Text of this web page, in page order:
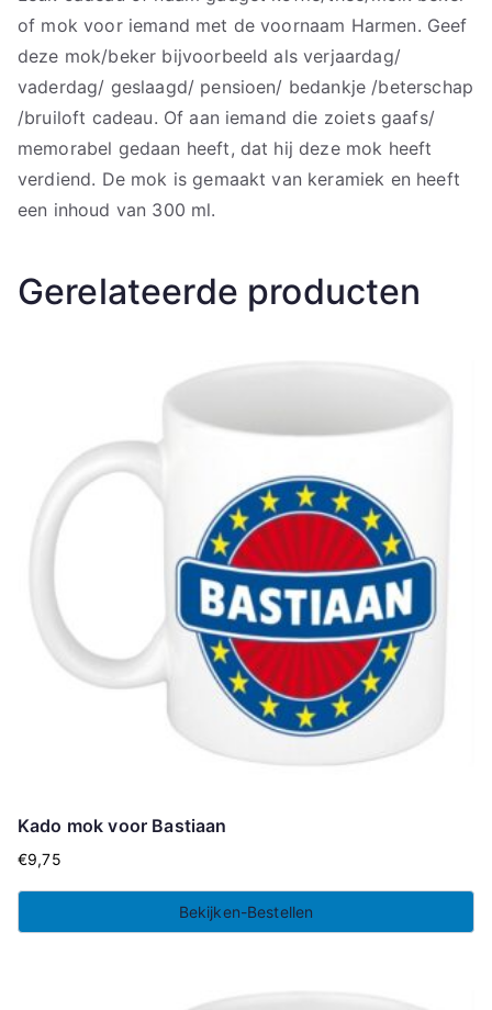
of mok voor iemand met de voornaam Harmen. Geef
deze mok/beker bijvoorbeeld als verjaardag/
vaderdag/ geslaagd/ pensioen/ bedankje /beterschap
/bruiloft cadeau. Of aan iemand die zoiets gaafs/
memorabel gedaan heeft, dat hij deze mok heeft
verdiend. De mok is gemaakt van keramiek en heeft
een inhoud van 300 ml.
Gerelateerde producten
Kado mok voor Bastiaan
€9,75
Bekijken-Bestellen